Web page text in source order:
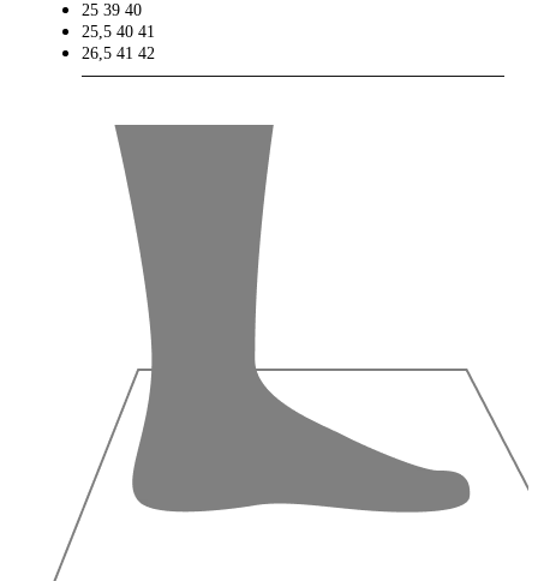
25 39 40
25,5 40 41
26,5 41 42